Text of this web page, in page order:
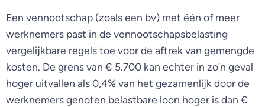
Een vennootschap (zoals een bv) met één of meer
werknemers past in de vennootschapsbelasting
vergelijkbare regels toe voor de aftrek van gemengde
kosten. De grens van € 5.700 kan echter in zo’n geval
hoger uitvallen als 0,4% van het gezamenlijk door de
werknemers genoten belastbare loon hoger is dan €